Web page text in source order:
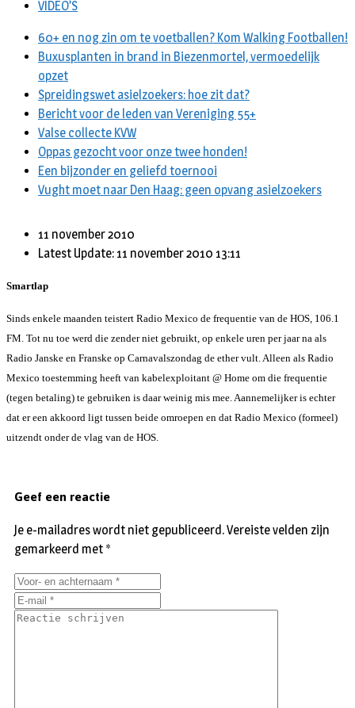
VIDEO’S
60+ en nog zin om te voetballen? Kom Walking Footballen!
Buxusplanten in brand in Biezenmortel, vermoedelijk
opzet
Spreidingswet asielzoekers: hoe zit dat?
Bericht voor de leden van Vereniging 55+
Valse collecte KVW
Oppas gezocht voor onze twee honden!
Een bijzonder en geliefd toernooi
Vught moet naar Den Haag: geen opvang asielzoekers
11 november 2010
Latest Update: 11 november 2010 13:11
Smartlap
Sinds enkele maanden teistert Radio Mexico de frequentie van de HOS, 106.1
FM. Tot nu toe werd die zender niet gebruikt, op enkele uren per jaar na als
Radio Janske en Franske op Carnavalszondag de ether vult. Alleen als Radio
Mexico toestemming heeft van kabelexploitant @ Home om die frequentie
(tegen betaling) te gebruiken is daar weinig mis mee. Aannemelijker is echter
dat er een akkoord ligt tussen beide omroepen en dat Radio Mexico (formeel)
uitzendt onder de vlag van de HOS.
Geef een reactie
Je e-mailadres wordt niet gepubliceerd.Vereiste velden zijn
gemarkeerd met *